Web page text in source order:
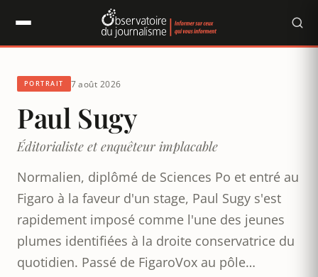
Observatoire du
PORTRAIT 7 août 2026
Paul Sugy
Éditorialiste et enquêteur implacable
Normalien, diplômé de Sciences Po et entré au
Figaro à la faveur d'un stage, Paul Sugy s'est
rapidement imposé comme l'une des jeunes
plumes identifiées à la droite conservatrice du
quotidien. Passé de FigaroVox au pôle
Panneau de gestion des cookies